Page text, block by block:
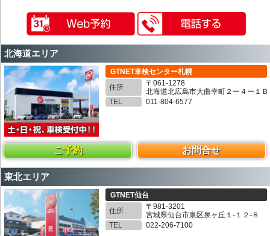
北海道エリア
GTNET車検センター札幌
住所
〒061-1278
北海道北広島市大曲幸町２ー４ー１Ｂ
TEL
011-804-6577
ご予約 お問合せ
東北エリア
GTNET仙台
住所
〒981-3201
宮城県仙台市泉区泉ヶ丘１-１２-８
TEL
022-206-7100